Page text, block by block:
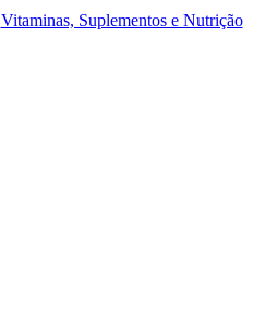
Vitaminas, Suplementos e Nutrição